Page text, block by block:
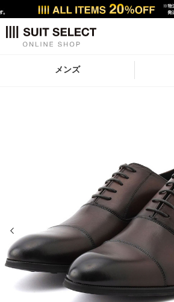
メンズ